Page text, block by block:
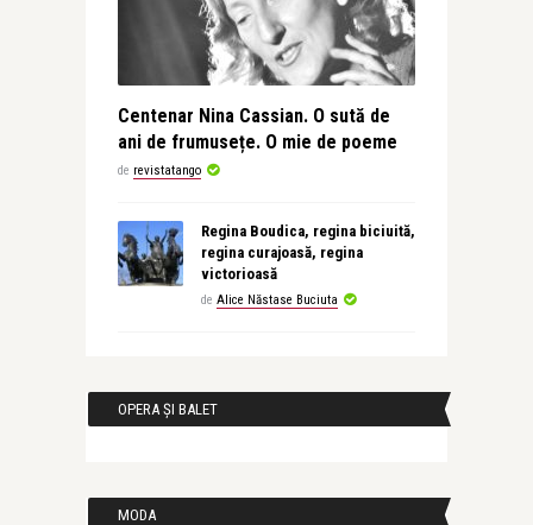
Centenar Nina Cassian. O sută de
ani de frumusețe. O mie de poeme
de revistatango
Regina Boudica, regina biciuită,
regina curajoasă, regina
victorioasă
de Alice Năstase Buciuta
OPERA ȘI BALET
MODA